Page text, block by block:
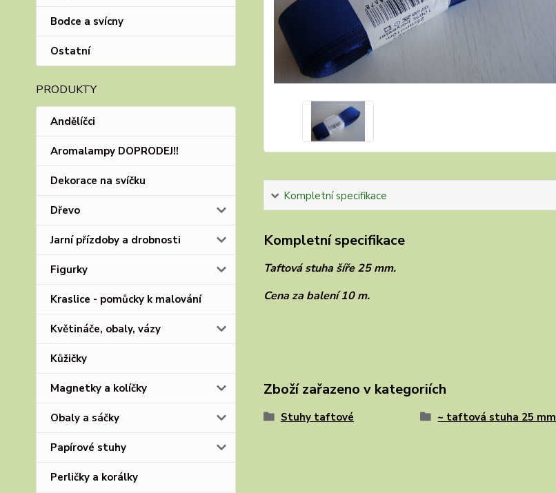
Bodce a svícny
Ostatní
PRODUKTY
Andělíčci
Aromalampy DOPRODEJ!!
Dekorace na svíčku
Dřevo
Jarní přízdoby a drobnosti
Figurky
Kraslice - pomůcky k malování
Květináče, obaly, vázy
Kůžičky
Magnetky a kolíčky
Obaly a sáčky
Papírové stuhy
Perličky a korálky
Kompletní specifikace
Kompletní specifikace
Taftová stuha šíře 25 mm.
Cena za balení 10 m.
Zboží zařazeno v kategoriích
Stuhy taftové ~ taftová stuha 25 mm